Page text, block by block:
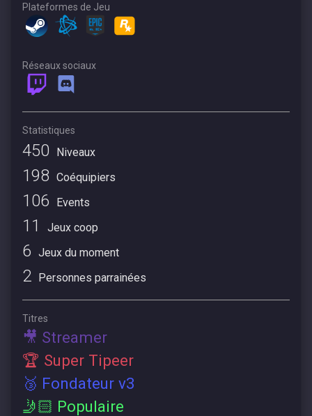
Plateformes de Jeu
Réseaux sociaux
Statistiques
450 Niveaux
198 Coéquipiers
106 Events
11 Jeux coop
6 Jeux du moment
2 Personnes parrainées
Titres
🎥 Streamer
🏆 Super Tipeer
🥉 Fondateur v3
🤳🏻 Populaire